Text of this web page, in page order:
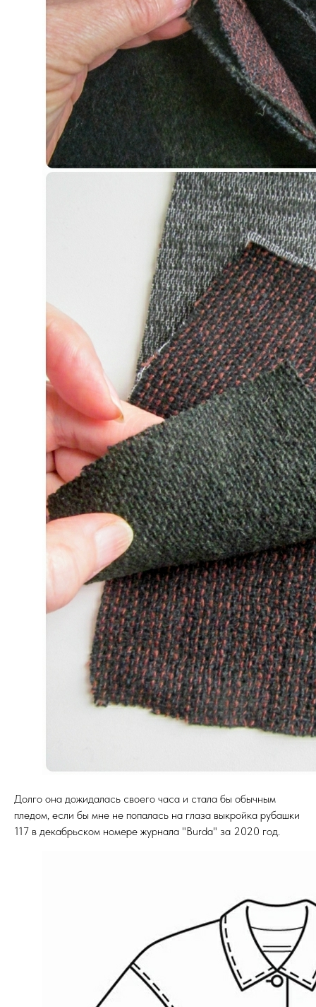
Долго она дожидалась своего часа и стала бы обычным
пледом, если бы мне не попалась на глаза выкройка рубашки
117 в декабрьском номере журнала "Burda" за 2020 год.